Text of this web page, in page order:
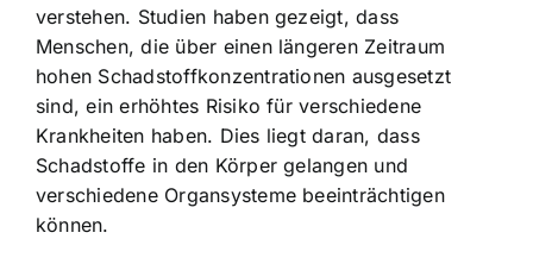
verstehen. Studien haben gezeigt, dass
Menschen, die über einen längeren Zeitraum
hohen Schadstoffkonzentrationen ausgesetzt
sind, ein erhöhtes Risiko für verschiedene
Krankheiten haben. Dies liegt daran, dass
Schadstoffe in den Körper gelangen und
verschiedene Organsysteme beeinträchtigen
können.